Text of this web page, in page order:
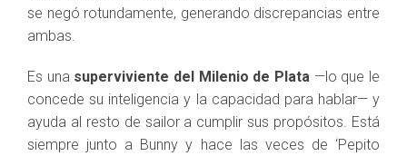
se negó rotundamente, generando discrepancias entre
ambas.
Es una superviviente del Milenio de Plata —lo que le
concede su inteligencia y la capacidad para hablar— y
ayuda al resto de sailor a cumplir sus propósitos. Está
siempre junto a Bunny y hace las veces de ‘Pepito